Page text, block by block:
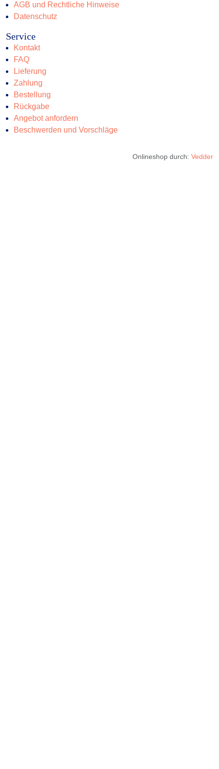
AGB und Rechtliche Hinweise
Datenschutz
Service
Kontakt
FAQ
Lieferung
Zahlung
Bestellung
Rückgabe
Angebot anfordern
Beschwerden und Vorschläge
Onlineshop durch: Vedder